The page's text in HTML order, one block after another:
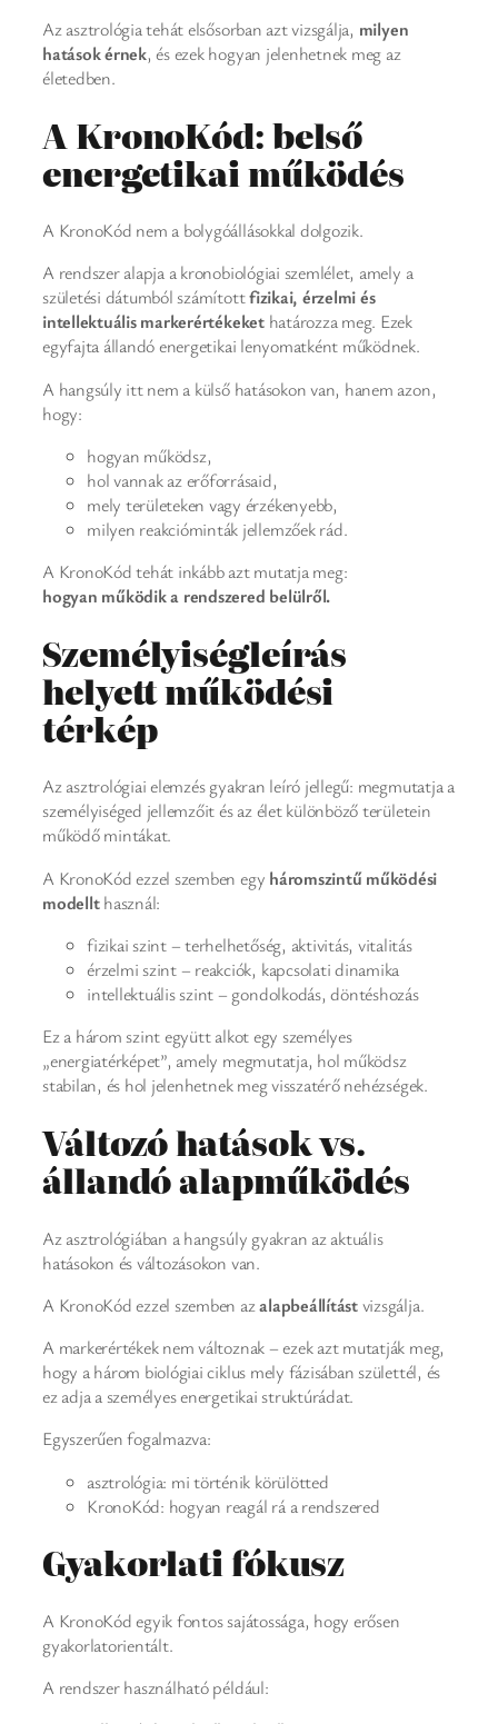
Az asztrológia tehát elsősorban azt vizsgálja, milyen
hatások érnek, és ezek hogyan jelenhetnek meg az
életedben.
A KronoKód: belső
energetikai működés
A KronoKód nem a bolygóállásokkal dolgozik.
A rendszer alapja a kronobiológiai szemlélet, amely a
születési dátumból számítottfizikai, érzelmi és
intellektuális markerértékekethatározza meg. Ezek
egyfajta állandó energetikai lenyomatként működnek.
A hangsúly itt nem a külső hatásokon van, hanem azon,
hogy:
hogyan működsz,
hol vannak az erőforrásaid,
mely területeken vagy érzékenyebb,
milyen reakcióminták jellemzőek rád.
A KronoKód tehát inkább azt mutatja meg:
hogyan működik a rendszered belülről.
Személyiségleírás
helyett működési
térkép
Az asztrológiai elemzés gyakran leíró jellegű: megmutatja a
személyiséged jellemzőit és az élet különböző területein
működő mintákat.
A KronoKód ezzel szemben egy háromszintű működési
modellthasznál:
fizikai szint – terhelhetőség, aktivitás, vitalitás
érzelmi szint – reakciók, kapcsolati dinamika
intellektuális szint – gondolkodás, döntéshozás
Ez a három szint együtt alkot egy személyes
„energiatérképet”, amely megmutatja, hol működsz
stabilan, és hol jelenhetnek meg visszatérő nehézségek.
Változó hatások vs.
állandó alapműködés
Az asztrológiában a hangsúly gyakran az aktuális
hatásokon és változásokon van.
A KronoKód ezzel szemben azalapbeállítástvizsgálja.
A markerértékek nem változnak – ezek azt mutatják meg,
hogy a három biológiai ciklus mely fázisában születtél, és
ez adja a személyes energetikai struktúrádat.
Egyszerűen fogalmazva:
asztrológia: mi történik körülötted
KronoKód: hogyan reagál rá a rendszered
Gyakorlati fókusz
A KronoKód egyik fontos sajátossága, hogy erősen
gyakorlatorientált.
A rendszer használható például: